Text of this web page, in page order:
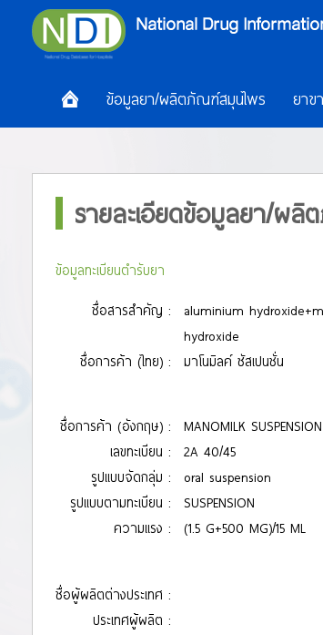
ข้อมูลยา/ผลิตภัณฑ์สมุนไพร ยาข
รายละเอียดข้อมูลยา/ผ
ข้อมูลทะเบียนตำรับยา
ชื่อสารสำคัญ :
aluminium
hydroxide
ชื่อการค้า (ไทย) : มาโนมิลค์ ซัสเปนชั่น
ชื่อการค้า (อังกฤษ) :
MANOMILK SUSPENSION
เลขทะเบียน :
2A 40/45
รูปแบบจัดกลุ่ม :
oral suspension
รูปแบบตามทะเบียน :
SUSPENSION
ความแรง :
(1.5 G+500 MG)/15 ML
ชื่อผู้ผลิตต่างประเทศ :
ประเทศผู้ผลิต :